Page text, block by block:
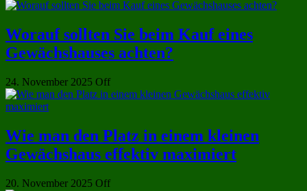
Worauf sollten Sie beim Kauf eines
Gewächshauses achten?
24. November 2025 Off
Wie man den Platz in einem kleinen
Gewächshaus effektiv maximiert
20. November 2025 Off